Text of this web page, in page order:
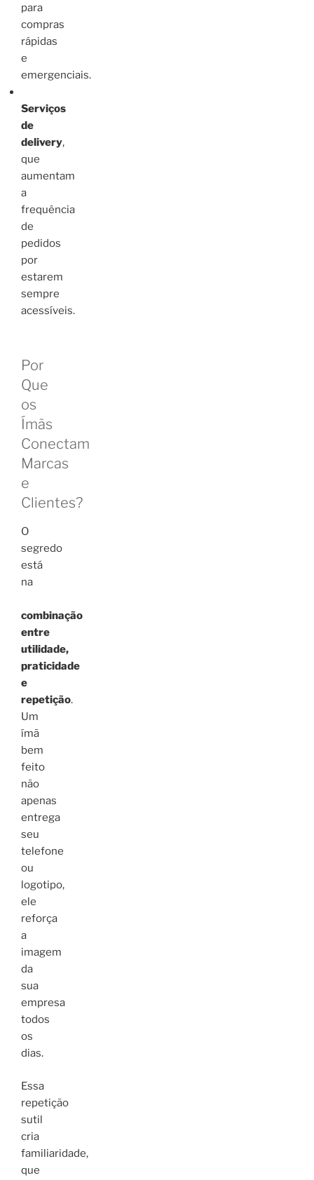
para
compras
rápidas
e
emergenciais.
Serviços
de
delivery,
que
aumentam
a
frequência
de
pedidos
por
estarem
sempre
acessíveis.
Por
Que
os
Ímãs
Conectam
Marcas
e
Clientes?
O
segredo
está
na
combinação
entre
utilidade,
praticidade
e
repetição.
Um
ímã
bem
feito
não
apenas
entrega
seu
telefone
ou
logotipo,
ele
reforça
a
imagem
da
sua
empresa
todos
os
dias.
Essa
repetição
sutil
cria
familiaridade,
que